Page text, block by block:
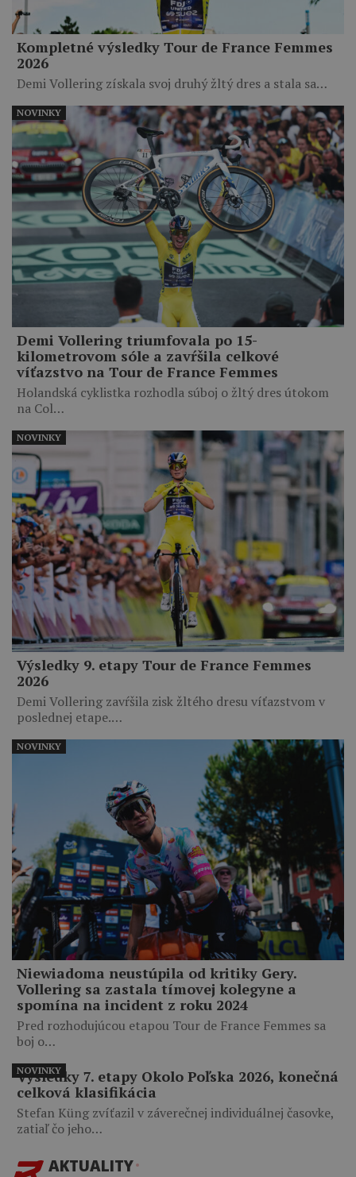
Kompletné výsledky Tour de France Femmes
2026
Demi Vollering získala svoj druhý žltý dres a stala sa…
Demi Vollering triumfovala po 15-
kilometrovom sóle a zavŕšila celkové
víťazstvo na Tour de France Femmes
Holandská cyklistka rozhodla súboj o žltý dres útokom
na Col…
NOVINKY
Výsledky 9. etapy Tour de France Femmes
2026
Demi Vollering zavŕšila zisk žltého dresu víťazstvom v
poslednej etape.…
NOVINKY
Niewiadoma neustúpila od kritiky Gery.
Vollering sa zastala tímovej kolegyne a
spomína na incident z roku 2024
Pred rozhodujúcou etapou Tour de France Femmes sa
boj o…
NOVINKY
Výsledky 7. etapy Okolo Poľska 2026, konečná
celková klasifikácia
Stefan Küng zvíťazil v záverečnej individuálnej časovke,
zatiaľ čo jeho…
NOVINKY
AKTUALITY